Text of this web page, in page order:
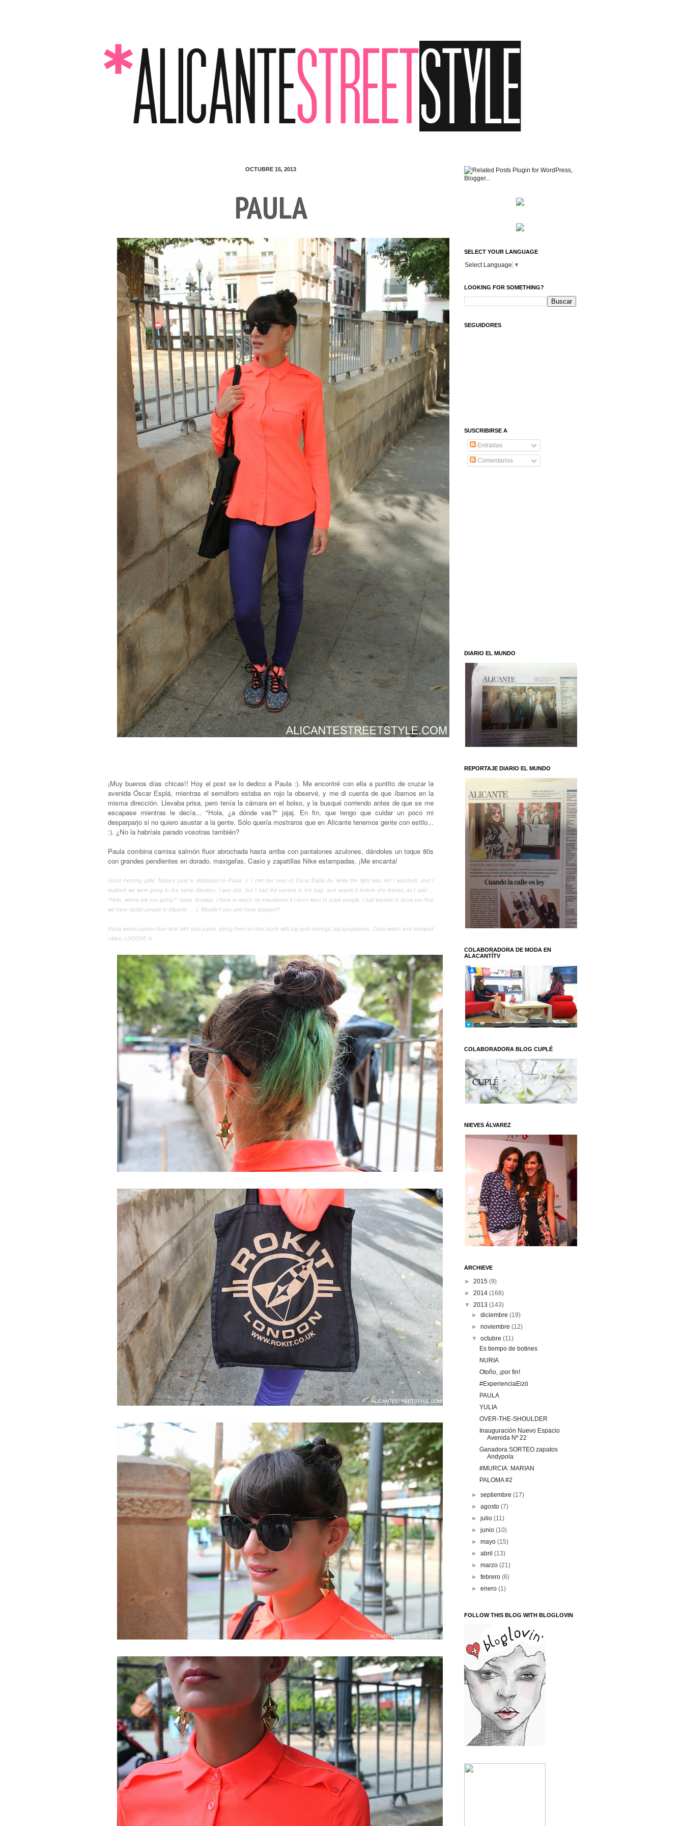
OCTUBRE 15, 2013
PAULA
¡Muy buenos días chicas!! Hoy el post se lo dedico a Paula :). Me encontré con ella a puntito de cruzar la
avenida Óscar Esplá, mientras el semáforo estaba en rojo la observé, y me di cuenta de que íbamos en la
misma dirección. Llevaba prisa, pero tenía la cámara en el bolso, y la busqué corriendo antes de que se me
escapase mientras le decía... "Hola, ¿a dónde vas?" jajaj. En fin, que tengo que cuidar un poco mi
desparparjo si no quiero asustar a la gente. Sólo quería mostraros que en Alicante tenemos gente con estilo...
:). ¿No la habríais parado vosotras también?
Paula combina camisa salmón fluor abrochada hasta arriba con pantalones azulones, dándoles un toque 80s
con grandes pendientes en dorado, maxigafas, Casio y zapatillas Nike estampadas. ¡Me encanta!
Good morning girls! Today's post is dedicated to Paula :). I met hernearof Oscar Esplá Av. while the light was red I watched, and I
realized we were going in the same direction. I was late, but I had the camera in the bag, andsearch it before she leaves, as I said ...
"Hello, where are you going ?" haha. Anyway, I have to watch myimpudenceif I don't want to scare people. I just wanted to show you that
we have stylish people in Alicante ... :). Wouldn't you also have stopped?
Paula wears salmon-fluor shirt with blue pants, giving them an 80s touch with big gold earrings, big-sunglasees, Casio watch and stamped
nikies. LOOOVE it!
SELECT YOUR LANGUAGE
Select Language ▼
LOOKING FOR SOMETHING?
SEGUIDORES
SUSCRIBIRSE A
Entradas
Comentarios
DIARIO EL MUNDO
REPORTAJE DIARIO EL MUNDO
COLABORADORA DE MODA EN
ALACANTÍTV
COLABORADORA BLOG CUPLÉ
NIEVES ÁLVAREZ
ARCHIEVE
► 2015 (9)
► 2014 (168)
▼ 2013 (143)
►diciembre(19)
►noviembre(12)
▼octubre(11)
Es tiempo de botines
NURIA
Otoño, ¡por fin!
#ExperienciaEizö
PAULA
YULIA
OVER-THE-SHOULDER
Inauguración Nuevo Espacio
Avenida Nº 22
Ganadora SORTEO zapatos
Andypola
#MURCIA: MARIAN
PALOMA #2
►septiembre(17)
►agosto(7)
►julio(11)
►junio(10)
►mayo(15)
►abril(13)
►marzo(21)
►febrero(6)
►enero(1)
FOLLOW THIS BLOG WITH BLOGLOVIN